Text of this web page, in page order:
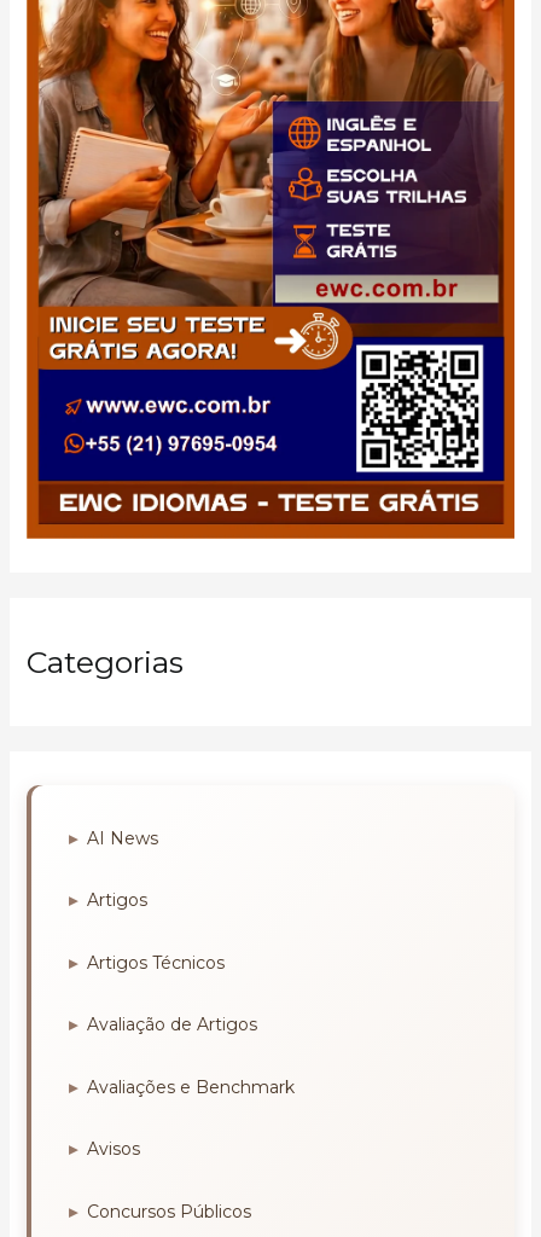
Categorias
AI News
Artigos
Artigos Técnicos
Avaliação de Artigos
Avaliações e Benchmark
Avisos
Concursos Públicos